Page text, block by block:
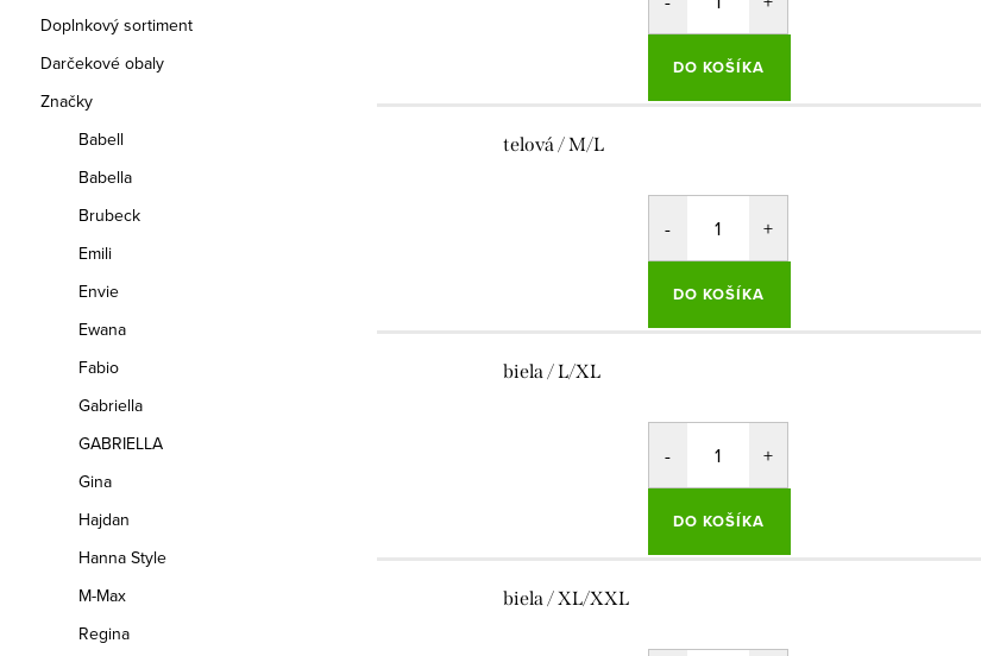
Doplnkový sortiment
Darčekové obaly
Značky
Babell
Babella
Brubeck
Emili
Envie
Ewana
Fabio
Gabriella
GABRIELLA
Gina
Hajdan
Hanna Style
M-Max
Regina
DO KOŠÍKA
telová / M/L
DO KOŠÍKA
biela / L/XL
DO KOŠÍKA
biela / XL/XXL